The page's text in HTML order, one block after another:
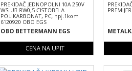
PREKIDAČ JEDNOPOLNI 10A 250V
WS-UB RW0,5 CISTOBELA
POLIKARBONAT, PC, npj.1kom
6120920 OBO EGS
OBO BETTERMANN EGS
CENA NA UPIT